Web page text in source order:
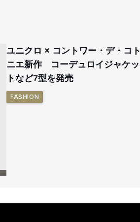
ユニクロ × コントワー・デ・コト
ニエ新作 コーデュロイジャケッ
トなど7型を発売
FASHION